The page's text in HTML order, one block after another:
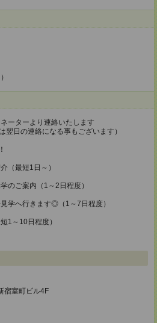
ーターより連絡いたします
翌日の連絡になる事もございます）
（最短1日～）
のご案内（1～2日程度）
学へ行きます◎（1～7日程度）
1～10日程度）
宿室町ビル4F